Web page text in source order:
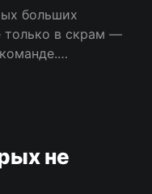
больших
только в скрам —
стандартные
все дыры, но
не